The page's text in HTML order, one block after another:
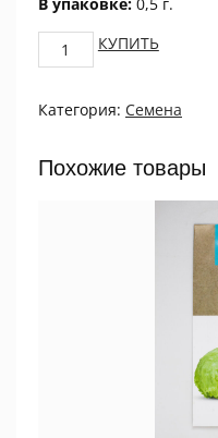
В упаковке: 0,5 г.
Огурец
Гинга
0,5г
quantity
КУПИТЬ
Категория: Семена
Похожие товары